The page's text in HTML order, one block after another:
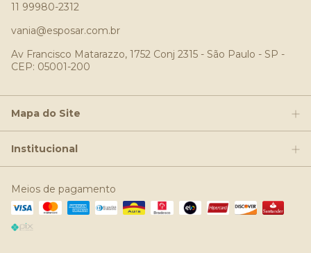
11 99980-2312
vania@esposar.com.br
Av Francisco Matarazzo, 1752 Conj 2315 - São Paulo - SP -
CEP: 05001-200
Mapa do Site
Institucional
Meios de pagamento